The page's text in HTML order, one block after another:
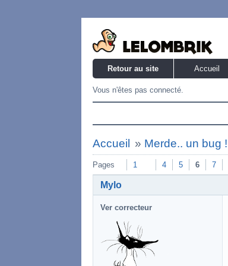
Retour au site Accueil
Vous n'êtes pas connecté.
Accueil » Merde.. un bug !
Pages 1 4 5 6 7
Mylo
Ver correcteur